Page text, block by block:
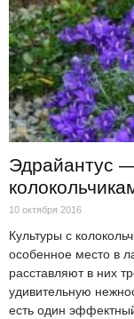
Эдрайантус
10 октября 2016
Культуры с
особенное место в
расставляют в них
удивительную
есть один